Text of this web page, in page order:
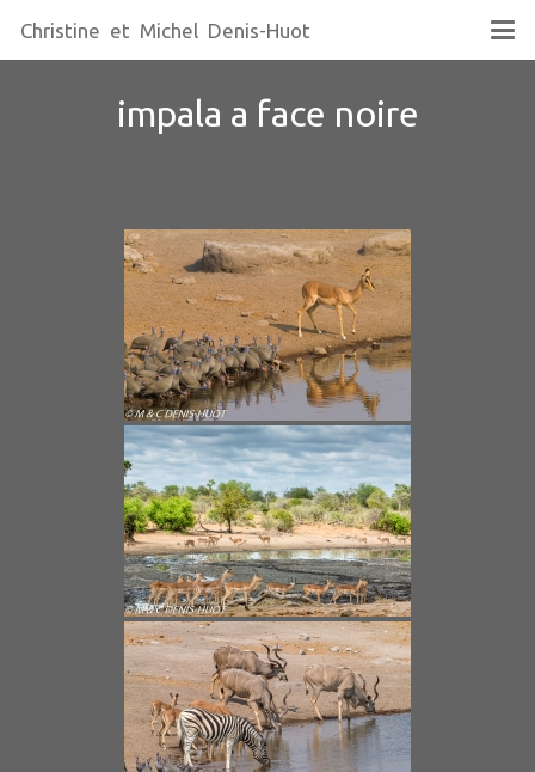
Christine et Michel Denis-Huot
impala a face noire